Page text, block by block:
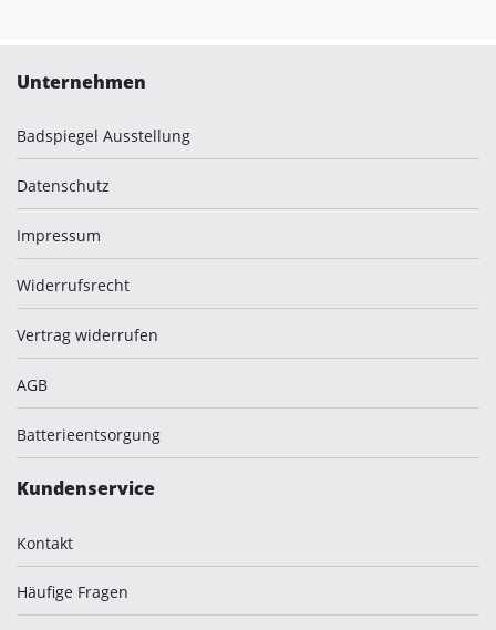
Unternehmen
Badspiegel Ausstellung
Datenschutz
Impressum
Widerrufsrecht
Vertrag widerrufen
AGB
Batterieentsorgung
Kundenservice
Kontakt
Häufige Fragen